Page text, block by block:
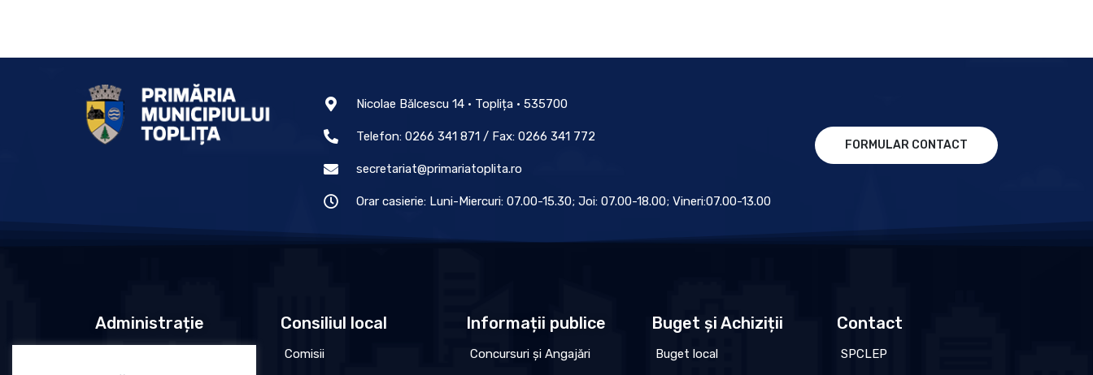
Nicolae Bălcescu 14 • Toplița • 535700
Telefon: 0266 341 871 / Fax: 0266 341 772
secretariat@primariatoplita.ro
Orar casierie: Luni-Miercuri: 07.00-15.30; Joi: 07.00-18.00; Vineri:07.00-13.00
FORMULAR CONTACT
Administrație Consiliul local
Comisii
Informații publice
Concursuri și Angajări
Buget și Achiziții
Buget local
Contact
SPCLEP